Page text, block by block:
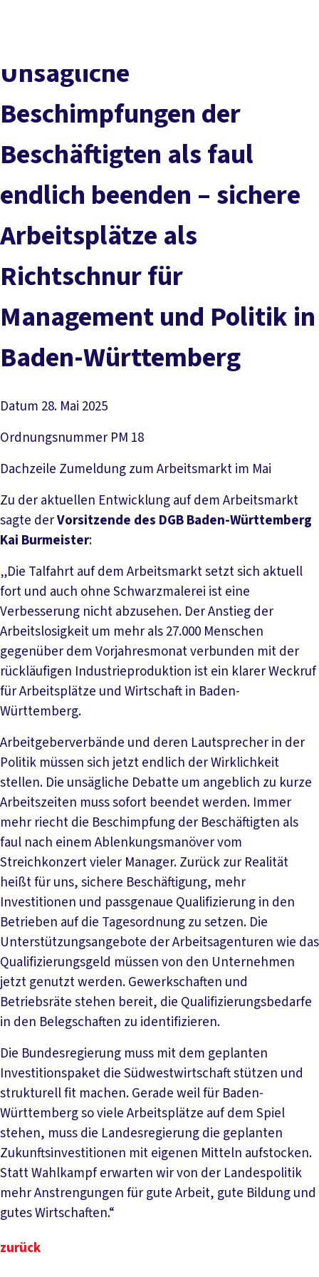
Unsägliche
Beschimpfungen der
Beschäftigten als faul
endlich beenden – sichere
Arbeitsplätze als
Richtschnur für
Management und Politik in
Baden-Württemberg
Datum 28. Mai 2025
Ordnungsnummer PM 18
Dachzeile Zumeldung zum Arbeitsmarkt im Mai
Zu der aktuellen Entwicklung auf dem Arbeitsmarkt
sagte derVorsitzende des DGB Baden-Württemberg
Kai Burmeister:
„Die Talfahrt auf dem Arbeitsmarkt setzt sich aktuell
fort und auch ohne Schwarzmalerei ist eine
Verbesserung nicht abzusehen. Der Anstieg der
Arbeitslosigkeit um mehr als 27.000 Menschen
gegenüber dem Vorjahresmonat verbunden mit der
rückläufigen Industrieproduktion ist ein klarer Weckruf
für Arbeitsplätze und Wirtschaft in Baden-
Württemberg.
Arbeitgeberverbände und deren Lautsprecher in der
Politik müssen sich jetzt endlich der Wirklichkeit
stellen. Die unsägliche Debatte um angeblich zu kurze
Arbeitszeiten muss sofort beendet werden. Immer
mehr riecht die Beschimpfung der Beschäftigten als
faul nach einem Ablenkungsmanöver vom
Streichkonzert vieler Manager. Zurück zur Realität
heißt für uns, sichere Beschäftigung, mehr
Investitionen und passgenaue Qualifizierung in den
Betrieben auf die Tagesordnung zu setzen. Die
Unterstützungsangebote der Arbeitsagenturen wie das
Qualifizierungsgeld müssen von den Unternehmen
jetzt genutzt werden. Gewerkschaften und
Betriebsräte stehen bereit, die Qualifizierungsbedarfe
in den Belegschaften zu identifizieren.
Die Bundesregierung muss mit dem geplanten
Investitionspaket die Südwestwirtschaft stützen und
strukturell fit machen. Gerade weil für Baden-
Württemberg so viele Arbeitsplätze auf dem Spiel
stehen, muss die Landesregierung die geplanten
Zukunftsinvestitionen mit eigenen Mitteln aufstocken.
Statt Wahlkampf erwarten wir von der Landespolitik
mehr Anstrengungen für gute Arbeit, gute Bildung und
gutes Wirtschaften.“
zurück